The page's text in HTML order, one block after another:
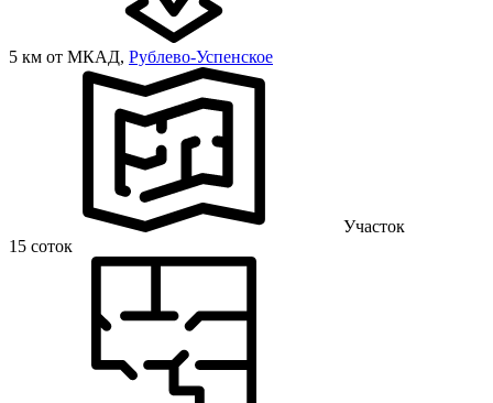
5 км от МКАД, Рублево-Успенское
Участок
15 соток